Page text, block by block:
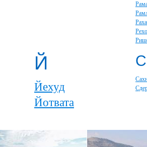
Й
Йехуд
Йотвата
С